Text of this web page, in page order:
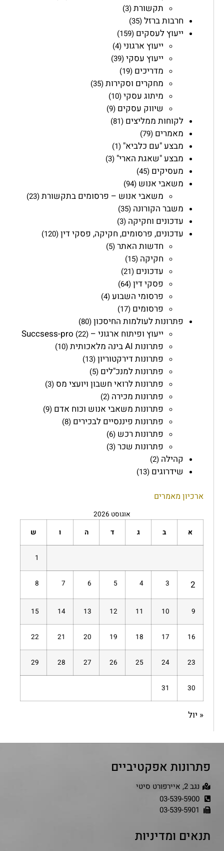
תקשורת(3)
חרבות ברזל(35)
ייעוץ לעסקים (159)
ייעוץ ארגוני(4)
ייעוץ עסקי(39)
מדריכים (19)
מחקרים וסקירות(35)
מיתוג עסקי(10)
שיווק עסקים (9)
לקוחות ממליצים (81)
מאמרים (79)
מבצע "עם כלביא" (1)
מבצע "שאגת הארי" (3)
מעסיקים (45)
משאבי אנוש (94)
משאבי אנוש – פרסומים בתקשורת(23)
משבר הקורונה (35)
עדכונים וחקיקה (3)
עדכונים, פרסומים, חקיקה, פסקי דין(120)
חדשות האתר(5)
חקיקה (15)
עדכונים (21)
פסקי דין(64)
פרסומי השבוע(4)
פרסומים (17)
פתרונות לעולמות החיסכון(80)
ייעוץ ופיתוח ארגוני – Succsess-pro (22)
פתרונות AI בינה מלאכותית (10)
פתרונות דירקטוריון(13)
פתרונות למנכ"לים (5)
פתרונות לרואי חשבון ויועצי מס (3)
פתרונות מכירה (2)
פתרונות משאבי אנוש וכוח אדם (9)
פתרונות פיננסיים לבכירים (8)
פתרונות רכש (6)
פתרונות שכר(3)
קהילה (2)
שידרוגים (13)
ארכיון מאמרים
אוגוסט 2026
א
ב ג ד ה ו ש
1
2
3
4
5
6
7
8
9
10
11
12
13
14
15
16
17
18
19
20
21
22
23
24
25
26
27
28
29
30
31
« יול
פתרונות אפקטיביים
נגב 2, איירפורט סיטי
03-539-5900
03-539-5901
תנאים ומדיניות